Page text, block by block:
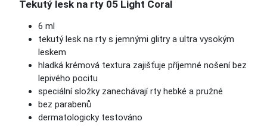
Tekutý lesk na rty 05 Light Coral
6 ml
tekutý lesk na rty s jemnými glitry a ultra vysokým
leskem
hladká krémová textura zajišťuje příjemné nošení bez
lepivého pocitu
speciální složky zanechávají rty hebké a pružné
bez parabenů
dermatologicky testováno